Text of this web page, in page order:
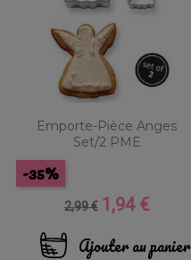
Emporte-Pièce Anges
Set/2 PME
Prix
base
2,99 €
-35%
Prix
1,94 €
Ajouter au panier